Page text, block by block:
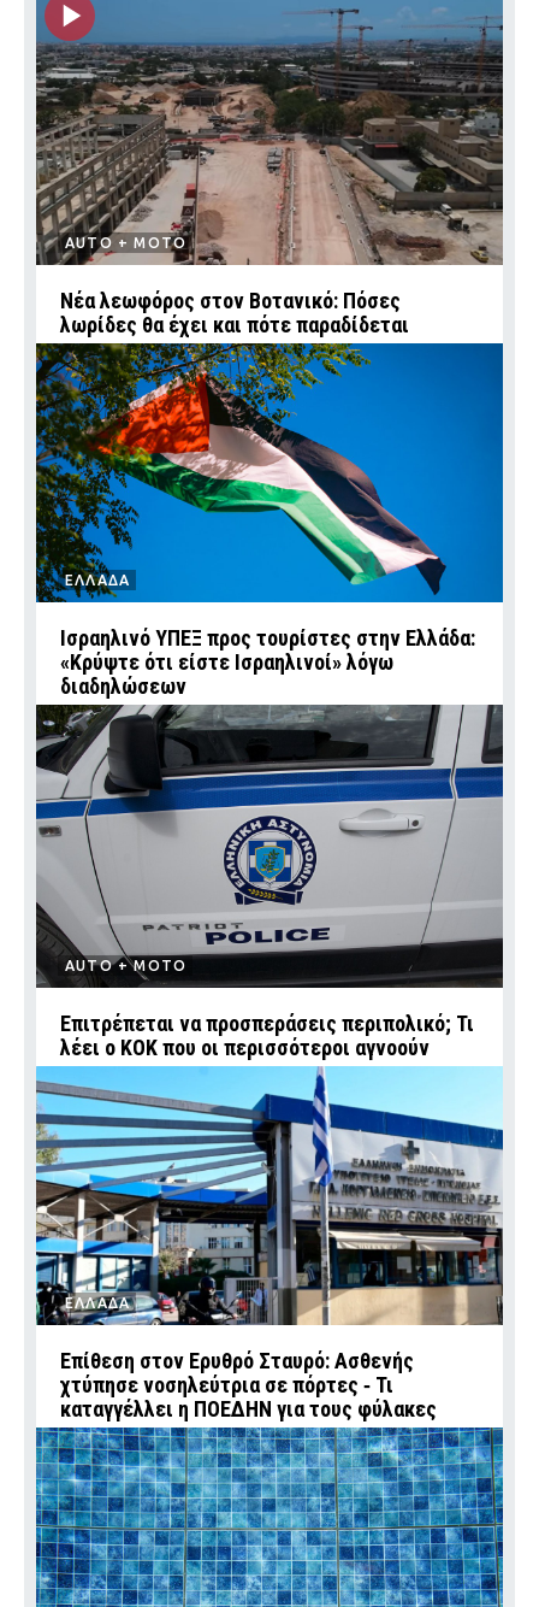
AUTO + MOTO
Νέα λεωφόρος στον Βοτανικό: Πόσες
λωρίδες θα έχει και πότε παραδίδεται
ΕΛΛΑΔΑ
Ισραηλινό ΥΠΕΞ προς τουρίστες στην Ελλάδα:
«Κρύψτε ότι είστε Ισραηλινοί» λόγω
διαδηλώσεων
AUTO + MOTO
Επιτρέπεται να προσπεράσεις περιπολικό; Τι
λέει ο ΚΟΚ που οι περισσότεροι αγνοούν
ΕΛΛΑΔΑ
Επίθεση στον Ερυθρό Σταυρό: Ασθενής
χτύπησε νοσηλεύτρια σε πόρτες ‑ Τι
καταγγέλλει η ΠΟΕΔΗΝ για τους φύλακες